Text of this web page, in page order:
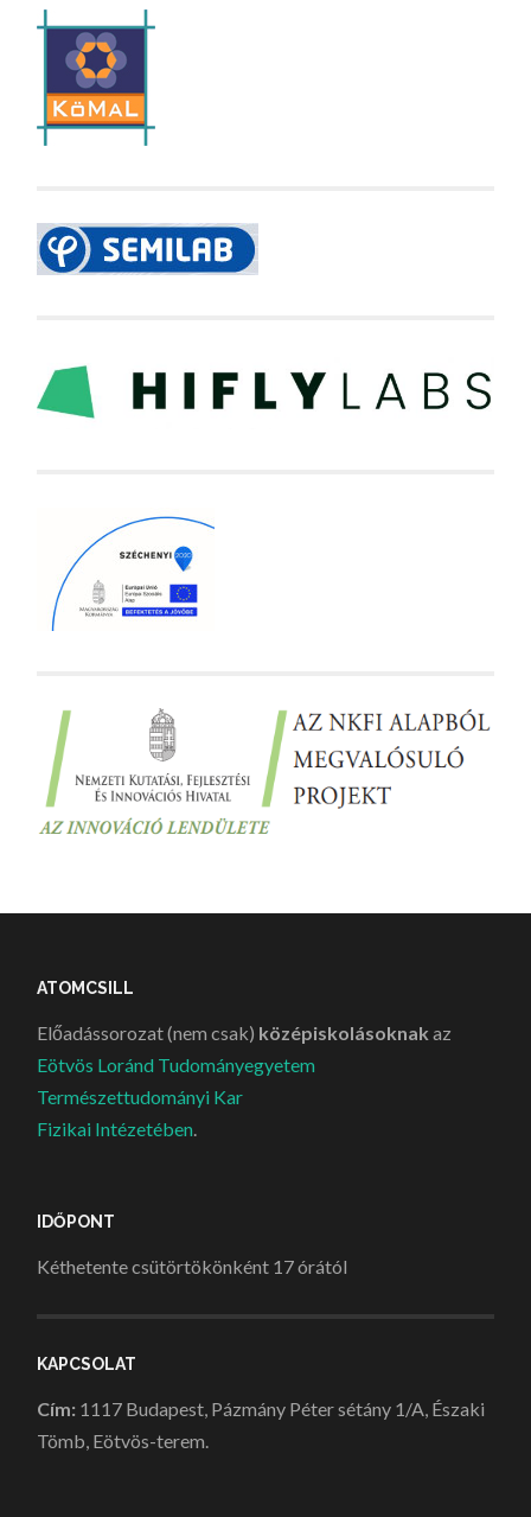
ATOMCSILL
Előadássorozat (nem csak) középiskolásoknak az
Eötvös Loránd Tudományegyetem
Természettudományi Kar
Fizikai Intézetében
IDŐPONT
Kéthetente csütörtökönként 17 órától
KAPCSOLAT
Cím: 1117 Budapest, Pázmány Péter sétány 1/A, Északi
Tömb, Eötvös-terem.